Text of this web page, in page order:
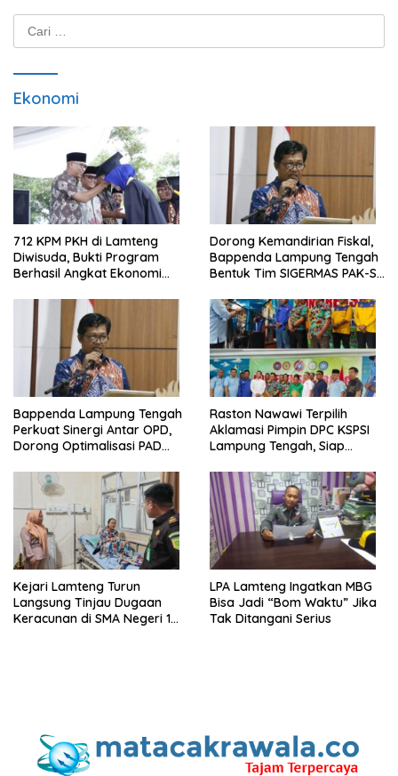
Cari
untuk:
Ekonomi
712 KPM PKH di Lamteng
Diwisuda, Bukti Program
Berhasil Angkat Ekonomi
Dorong Kemandirian Fiskal,
Bappenda Lampung Tengah
Bentuk Tim SIGERMAS PAK-SI
Bappenda Lampung Tengah
Perkuat Sinergi Antar OPD,
Dorong Optimalisasi PAD
Raston Nawawi Terpilih
Aklamasi Pimpin DPC KSPSI
Lampung Tengah, Siap
Buruh
Kejari Lamteng Turun
Langsung Tinjau Dugaan
Keracunan di SMA Negeri 1
LPA Lamteng Ingatkan MBG
Bisa Jadi “Bom Waktu” Jika
Tak Ditangani Serius